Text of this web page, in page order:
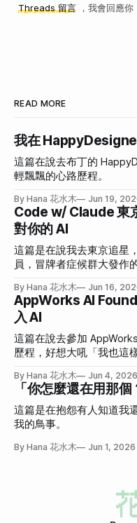
Threads 留言，我會回應你
READ MORE
我在
這篇在說去布丁的
輕飄飄的心路歷程。
By Hana 花水木 Jun 19,
Code w/ Claude 東
對你的 AI
這篇是在說我去東京追星
員，冒牌者症候群大發作
By Hana 花水木 Jun 16,
AppWorks AI
入 AI
這篇在說去參加
歷程，好想大吼「我也這
By Hana 花水木 Jun 4, 2026
「你怎麼還在用那
這篇是在抱怨有人知道我
我的鳥事。
By Hana 花水木 Jun 1, 2026